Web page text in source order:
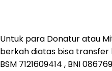
Untuk para Donatur atau
berkah diatas bisa transfer
BSM 7121609414 , BNI